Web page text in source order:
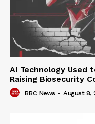
AI Technology Used
Raising Biosecurity
BBC News - August 8,